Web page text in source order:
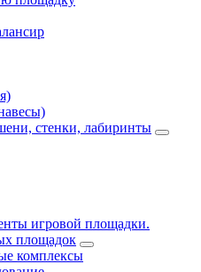
стенки, лабиринты
игровой площадки.
площадок
комплексы